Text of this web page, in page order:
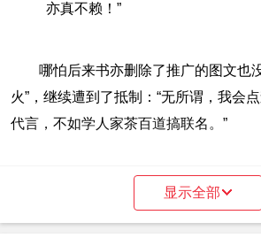
亦真不赖！”
哪怕后来书亦删除了推广的图文也没
火”，继续遭到了抵制：“无所谓，我会
代言，不如学人家茶百道搞联名。”
显示全部